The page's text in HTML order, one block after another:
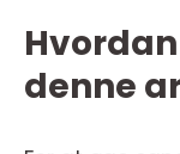
denne